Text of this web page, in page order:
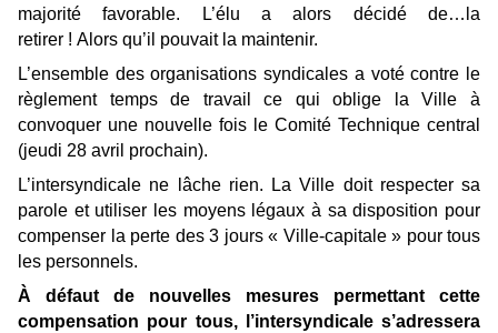
majorité favorable. L’élu a alors décidé de…la
retirer ! Alors qu’il pouvait la maintenir.
L’ensemble des organisations syndicales a voté contre le
règlement temps de travail ce qui oblige la Ville à
convoquer une nouvelle fois le Comité Technique central
(jeudi 28 avril prochain).
L’intersyndicale ne lâche rien. La Ville doit respecter sa
parole et utiliser les moyens légaux à sa disposition pour
compenser la perte des 3 jours « Ville-capitale » pour tous
les personnels.
À défaut de nouvelles mesures permettant cette
compensation pour tous, l’intersyndicale s’adressera